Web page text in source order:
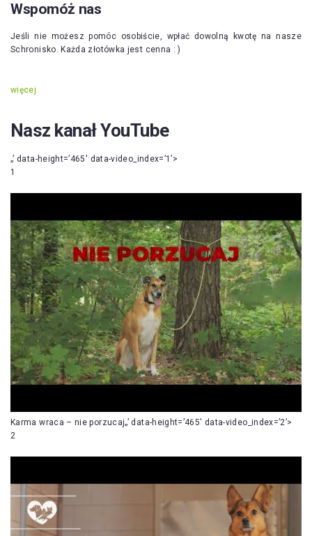
Wspomóż nas
Jeśli nie możesz pomóc osobiście, wpłać dowolną kwotę na nasze
Schronisko. Każda złotówka jest cenna : )
więcej
Nasz kanał YouTube
„’ data-height=’465′ data-video_index=’1’>
1
Karma wraca – nie porzucaj„’ data-height=’465′ data-video_index=’2’>
2